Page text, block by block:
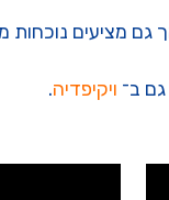
גם מציעים
ב־ ויקיפדיה.